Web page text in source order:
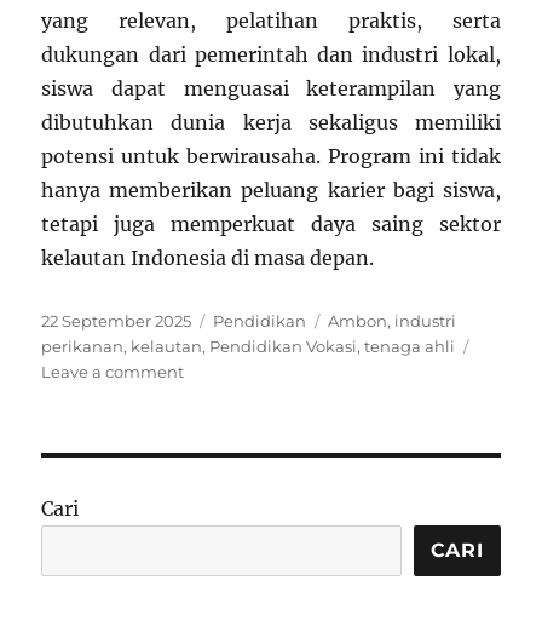
yang relevan, pelatihan praktis, serta
dukungan dari pemerintah dan industri lokal,
siswa dapat menguasai keterampilan yang
dibutuhkan dunia kerja sekaligus memiliki
potensi untuk berwirausaha. Program ini tidak
hanya memberikan peluang karier bagi siswa,
tetapi juga memperkuat daya saing sektor
kelautan Indonesia di masa depan.
Posted
on
22 September 2025 Categories
Pendidikan Tags
Ambon, industri
perikanan, kelautan, Pendidikan Vokasi,tenaga ahli
Leave a commenton
Melatih
Menjadi
Cari
CARI